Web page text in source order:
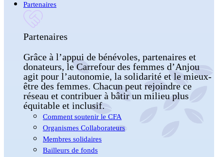
Partenaires
Partenaires
Grâce à l’appui de bénévoles, partenaires et
donateurs, le Carrefour des femmes d’Anjou
agit pour l’autonomie, la solidarité et le mieux-
être des femmes. Chacun peut rejoindre ce
réseau et contribuer à bâtir un milieu plus
équitable et inclusif.
Comment soutenir le CFA
Organismes Collaborateurs
Membres solidaires
Bailleurs de fonds